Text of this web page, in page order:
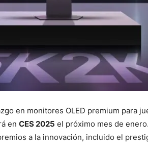
en monitores OLED premium para
en CES 2025 el próximo mes de
a la innovación, incluido el